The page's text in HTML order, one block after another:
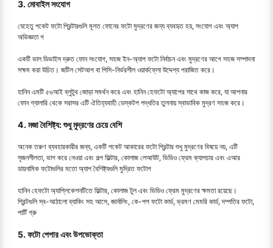
3. মোবাইল সংযোগ
যেহেতু পকেট ফটো প্রিন্টারগুলি মূলত ফোনের ফটো মুদ্রণের জন্য ব্যবহৃত হয়, সংযোগ এবং অ্যাপ
অভিজ্ঞতা গ
একটি ভাল ডিভাইস দ্রুত ফোন সংযোগ, সহজ ইন-অ্যাপ ফটো নির্বাচন এবং মুদ্রণের আগে সহজ সম্পাদনা
সক্ষম করা উচিত। জটিল সেটআপ বা পিসি-নির্ভরশীল ওয়ার্কফ্লো উদ্দেশ্য পরাজিত করে।
হানিন এমটি ৫৬আই ব্লুটুথ জোড়া সমর্থন করে এবং হানিন হেফটো অ্যাপের সাথে কাজ করে, যা আপনার
ফোন গ্যালারি থেকে সরাসর এটি ঐতিহ্যবাহী ডেস্কটপ পদ্ধতির তুলনায় স্বাভাবিক মুদ্রণ সহজ করে।
4. মজা বৈশিষ্ট্য: শুধু মুদ্রণের চেয়ে বেশি
অনেক তরুণ ব্যবহারকারীর জন্য, একটি পকেট আকারের ফটো প্রিন্টার শুধু মুদ্রণের বিষয়ে নয়, এটি
সৃজনশীলতা, ভাগ করে নেওয়া এবং গল্প ফিল্টার, কোলাজ লেআউট, ভিডিও ফ্রেম ক্যাপচার এবং এআর
ডায়নামিক ফটোগুলির মতো অ্যাপ বৈশিষ্ট্যগুলি মুদ্রিত ফটোগ
হানিন হেফটো অ্যাপ্লিকেশনটিতে ফিল্টার, কোলাজ টুল এবং ভিডিও ফ্রেম মুদ্রণের ক্ষমতা রয়েছে।
প্রিন্টগুলি স্ব-আঠালো ব্যাকিং সহ আসে, জার্নালিং, কে-পপ ফটো কার্ড, ভ্রমণ মেমরি কার্ড, দম্পতির ফটো,
পার্টি গ্রু
5. ফটো পেপার এবং উপভোক্তা